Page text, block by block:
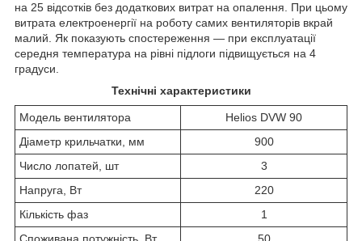
на 25 відсотків без додаткових витрат на опалення. При цьому
витрата електроенергії на роботу самих вентиляторів вкрай
малий. Як показують спостереження ― при експлуатації
середня температура на рівні підлоги підвищується на 4
градуси.
Технічні характеристики
Модель вентилятора
Helios DVW 90
Діаметр крильчатки, мм
900
Число лопатей, шт
3
Напруга, Вт
220
Кількість фаз
1